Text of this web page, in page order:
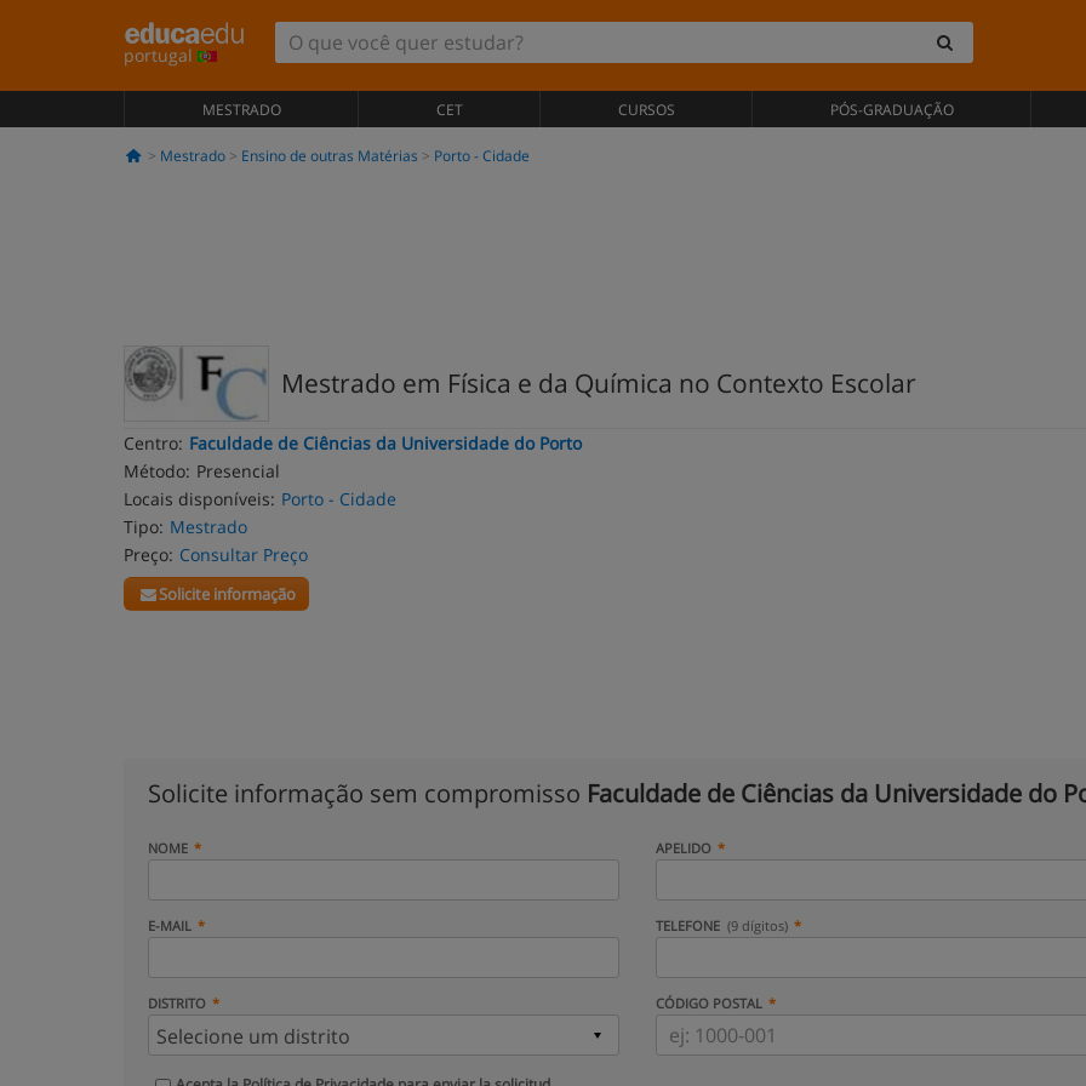
portugal
MESTRADO CET CURSOS PÓS-GRADUAÇÃO
Mestrado Ensino de outras Matérias Porto - Cidade
Mestrado em Física e da Química no Contexto Escolar
Centro: Faculdade de Ciências da Universidade do Porto
Método: Presencial
Locais disponíveis: Porto - Cidade
Tipo: Mestrado
Preço: Consultar Preço
Solicite informação
Solicite informação sem compromisso Faculdade de Ciências da Universidade do
NOME APELIDO
E-MAIL TELEFONE (9 dígitos)
DISTRITO CÓDIGO POSTAL